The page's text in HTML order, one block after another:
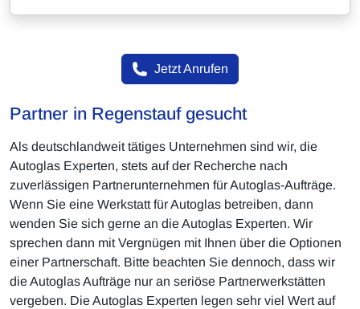
Jetzt Anrufen
Partner in Regenstauf gesucht
Als deutschlandweit tätiges Unternehmen sind wir, die
Autoglas Experten, stets auf der Recherche nach
zuverlässigen Partnerunternehmen für Autoglas-Aufträge.
Wenn Sie eine Werkstatt für Autoglas betreiben, dann
wenden Sie sich gerne an die Autoglas Experten. Wir
sprechen dann mit Vergnügen mit Ihnen über die Optionen
einer Partnerschaft. Bitte beachten Sie dennoch, dass wir
die Autoglas Aufträge nur an seriöse Partnerwerkstätten
vergeben. Die Autoglas Experten legen sehr viel Wert auf